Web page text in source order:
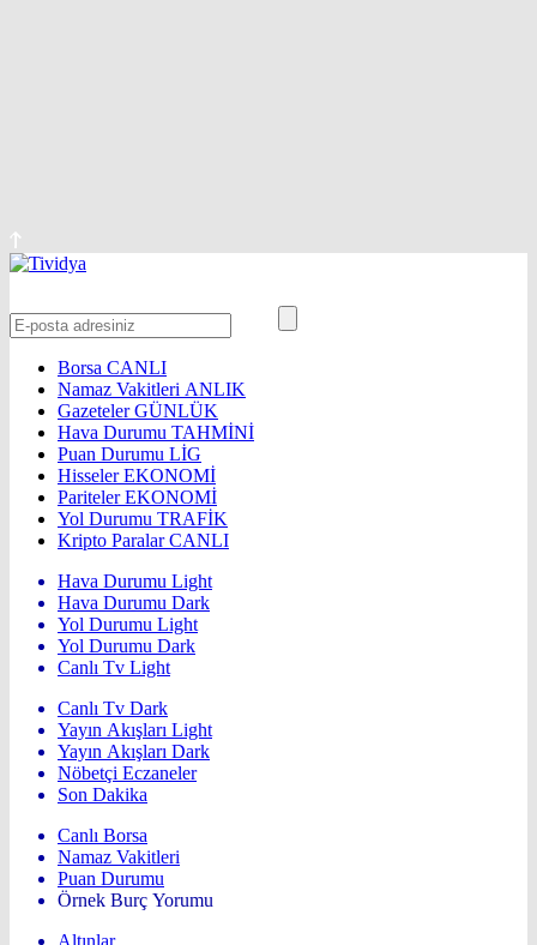
Borsa CANLI
Namaz Vakitleri ANLIK
GazetelerGÜNLÜK
Hava Durumu TAHMİNİ
Puan Durumu LİG
HisselerEKONOMİ
ParitelerEKONOMİ
Yol Durumu TRAFİK
Kripto ParalarCANLI
Hava Durumu Light
Hava Durumu Dark
Yol Durumu Light
Yol Durumu Dark
Canlı Tv Light
Canlı Tv Dark
Yayın Akışları Light
Yayın Akışları Dark
Nöbetçi Eczaneler
Son Dakika
Canlı Borsa
Namaz Vakitleri
Puan Durumu
Örnek Burç Yorumu
Altınlar